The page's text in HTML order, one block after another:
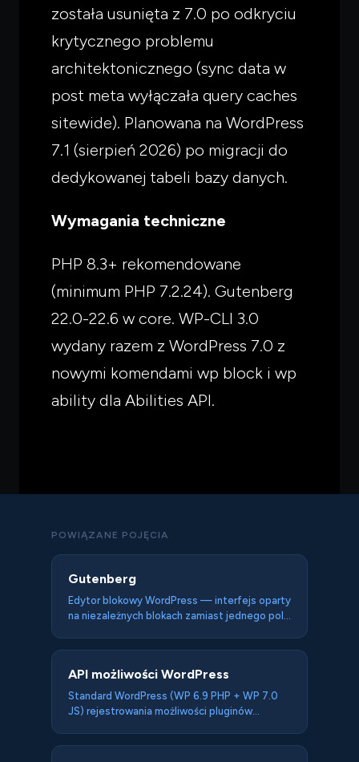
została usunięta z 7.0 po odkryciu
krytycznego problemu
architektonicznego (sync data w
post meta wyłączała query caches
sitewide). Planowana na WordPress
7.1 (sierpień 2026) po migracji do
dedykowanej tabeli bazy danych.
Wymagania techniczne
PHP 8.3+ rekomendowane
(minimum PHP 7.2.24). Gutenberg
22.0-22.6 w core. WP-CLI 3.0
wydany razem z WordPress 7.0 z
nowymi komendami wp block i wp
ability dla Abilities API.
POWIĄZANE POJĘCIA
Gutenberg
Edytor blokowy WordPress — interfejs oparty
na niezależnych blokach zamiast jednego pola
agent-readable niż page buildery generujące
zagnieżdżone divy.
API możliwości WordPress
Standard WordPress (WP 6.9 PHP + WP 7.0
JS) rejestrowania możliwości pluginów